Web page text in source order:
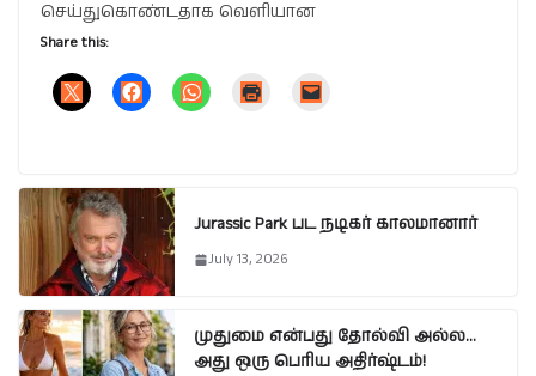
செய்துகொண்டதாக வெளியான
Share this:
Jurassic Park பட நடிகர் காலமானார்
July 13, 2026
முதுமை என்பது தோல்வி அல்ல…
அது ஒரு பெரிய அதிர்ஷ்டம்!